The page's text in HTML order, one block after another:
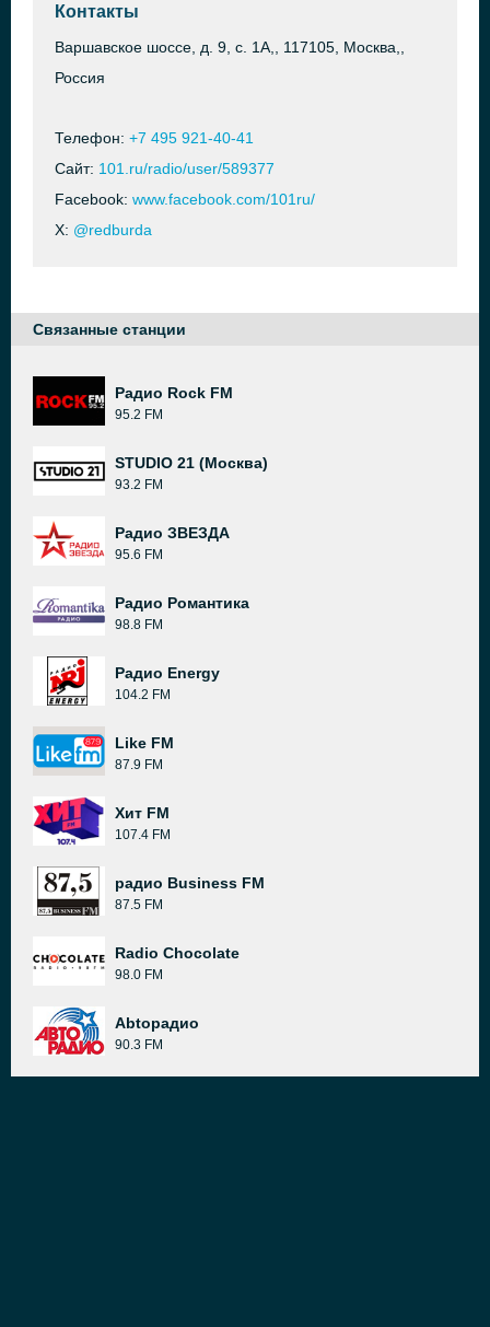
Контакты
Варшавское шоссе, д. 9, с. 1А,, 117105, Москва,,
Россия
Телефон: +7 495 921-40-41
Сайт: 101.ru/radio/user/589377
Facebook: www.facebook.com/101ru/
X: @redburda
Связанные станции
Радио Rock FM
95.2 FM
STUDIO 21 (Москва)
93.2 FM
Радио ЗВЕЗДА
95.6 FM
Радио Романтика
98.8 FM
Радио Energy
104.2 FM
Like FM
87.9 FM
Хит FM
107.4 FM
радио Business FM
87.5 FM
Radio Chocolate
98.0 FM
Abtoрадио
90.3 FM